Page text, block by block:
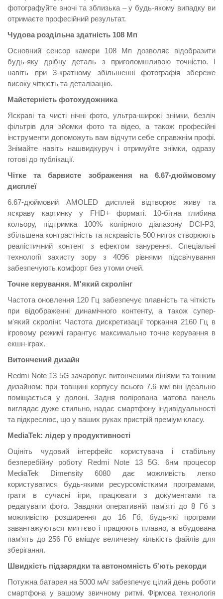
фотографуйте вночі та зблизька – у будь-якому випадку ви
отримаєте професійний результат.
Чудова роздільна здатність 108 Мп
Основний сенсор камери 108 Мп дозволяє відобразити
будь-яку дрібну деталь з приголомшливою точністю. І
навіть при 3-кратному збільшенні фотографія збереже
високу чіткість та деталізацію.
Майстерність фотохудожника
Яскраві та чисті нічні фото, ультра-широкі знімки, безліч
фільтрів для зйомки фото та відео, а також професійні
інструменти допоможуть вам відчути себе справжнім профі.
Знімайте навіть нашвидкуруч і отримуйте знімки, одразу
готові до публікації.
Чітке та барвисте зображення на 6.67-дюймовому
дисплеї
6.67-дюймовий AMOLED дисплей відтворює живу та
яскраву картинку у FHD+ форматі. 10-бітна глибина
кольору, підтримка 100% колірного діапазону DCI-P3,
збільшена контрастність та яскравість 500 ниток створюють
реалістичний контент з ефектом занурення. Спеціальні
технології захисту зору з 4096 рівнями підсвічування
забезпечують комфорт без утоми очей.
Точне керування. М'який скролінг
Частота оновлення 120 Гц забезпечує плавність та чіткість
при відображенні динамічного контенту, а також супер-
м'який скролінг. Частота дискретизації торкання 2160 Гц в
ігровому режимі гарантує максимально точне керування в
екшн-іграх.
Витончений дизайн
Redmi Note 13 5G зачаровує витонченими лініями та тонким
дизайном: при товщині корпусу всього 7.6 мм він ідеально
поміщається у долоні. Задня полірована матова панель
виглядає дуже стильно, надає смартфону індивідуальності
та підкреслює, що у ваших руках пристрій преміум класу.
MediaTek: лідер у продуктивності
Оцініть чудовий інтерфейс користувача і стабільну
безперебійну роботу Redmi Note 13 5G. 6нм процесор
MediaTek Dimensity 6080 дає можливість легко
користуватися будь-якими ресурсомісткими програмами,
грати в сучасні ігри, працювати з документами та
редагувати фото. Завдяки оперативній пам'яті до 8 Гб з
можливістю розширення до 16 Гб, будь-які програми
завантажуються миттєво і працюють плавно, а вбудована
пам'ять до 256 Гб вміщує величезну кількість файлів для
зберігання.
Швидкість підзарядки та автономність б'ють рекорди
Потужна батарея на 5000 мАг забезпечує цілий день роботи
смартфона у вашому звичному ритмі. Фірмова технологія